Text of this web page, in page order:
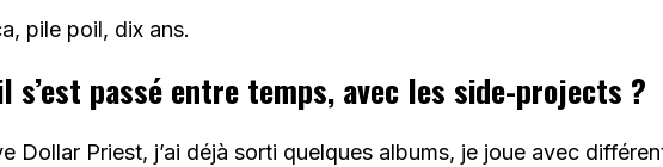
pile poil, dix ans.
s’est passé entre temps, avec les side-projects ?
Dollar Priest, j’ai déjà sorti quelques albums, je joue avec